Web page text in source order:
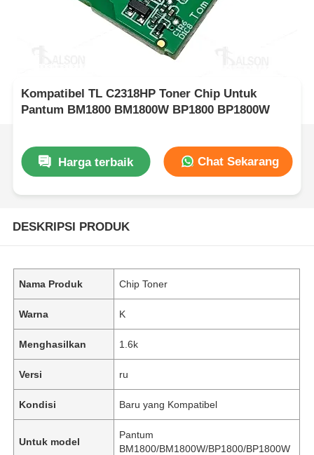
Kompatibel TL C2318HP Toner Chip Untuk
Pantum BM1800 BM1800W BP1800 BP1800W
Harga terbaik Chat Sekarang
DESKRIPSI PRODUK
Nama Produk Chip Toner
Warna K
Menghasilkan 1.6k
Versi ru
Kondisi Baru yang Kompatibel
Untuk model
Pantum
BM1800/BM1800W/BP1800/BP1800W